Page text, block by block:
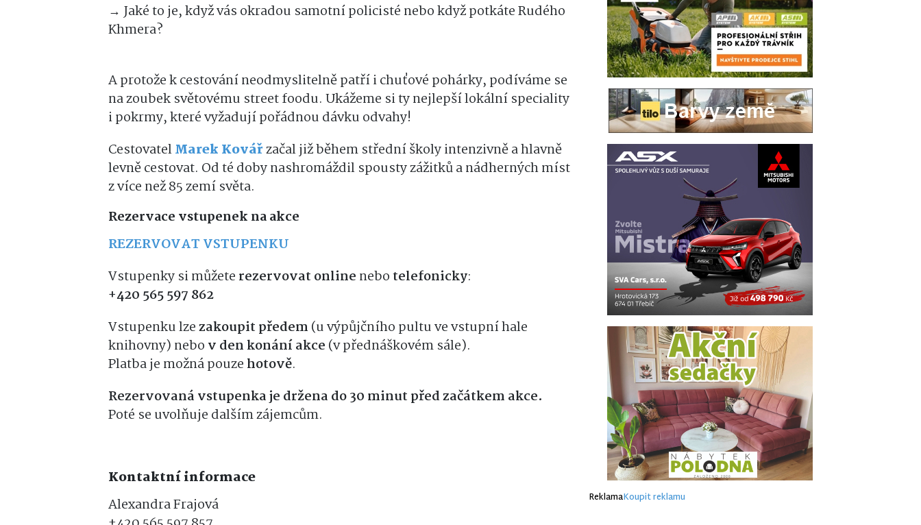
→ Jaké to je, když vás okradou samotní policisté nebo když potkáte Rudého
Khmera?
A protože k cestování neodmyslitelně patří i chuťové pohárky, podíváme se
na zoubek světovému street foodu. Ukážeme si ty nejlepší lokální speciality
i pokrmy, které vyžadují pořádnou dávku odvahy!
CestovatelMarek Kovářzačal již během střední školy intenzivně a hlavně
levně cestovat. Od té doby nashromáždil spousty zážitků a nádherných míst
z více než 85 zemí světa.
Rezervace vstupenek na akce
REZERVOVAT VSTUPENKU
Vstupenky si můžete rezervovat online nebotelefonicky:
+420 565 597 862
Vstupenku lzezakoupit předem (u výpůjčního pultu ve vstupní hale
knihovny) nebo v den konání akce (v přednáškovém sále).
Platba je možná pouze hotově.
Rezervovaná vstupenka je držena do 30 minut před začátkem akce.
Poté se uvolňuje dalším zájemcům.
Kontaktní informace
Alexandra Frajová
ReklamaKoupit reklamu